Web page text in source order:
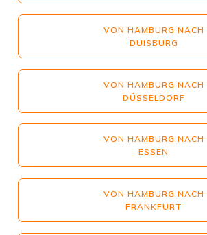
VON HAMBURG NACH
DUISBURG
VON HAMBURG NACH
DÜSSELDORF
VON HAMBURG NACH
ESSEN
VON HAMBURG NACH
FRANKFURT